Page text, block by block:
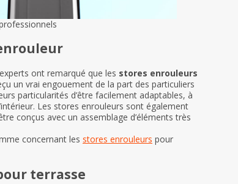
ont remarqué que les stores enrouleurs
un vrai engouement de la part des particuliers
particularités d’être facilement adaptables, à
Les stores enrouleurs sont également
conçus avec un assemblage d’éléments très
concernant les stores enrouleurs pour
terrasse